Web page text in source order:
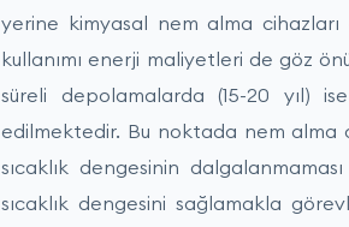
yerine kimyasal nem alma
kullanımı enerji maliyetleri de göz
süreli depolamalarda (15-20 yıl)
edilmektedir. Bu noktada nem alma
sıcaklık dengesinin
sıcaklık dengesini sağlamakla